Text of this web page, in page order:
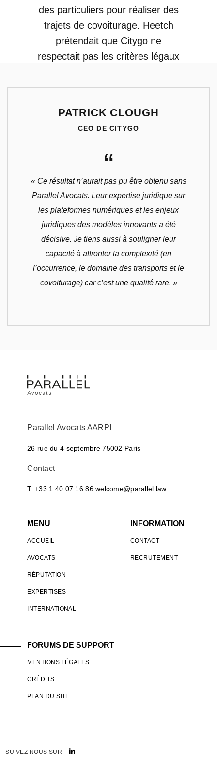
des particuliers pour réaliser des
trajets de covoiturage. Heetch
prétendait que Citygo ne
respectait pas les critères légaux
grâce à sa plateforme
de transport à la demande
(réservés aux taxis et VTC),
PATRICK CLOUGH
CEO DE CITYGO
“
« Ce résultat n’aurait pas pu être obtenu sans
Parallel Avocats. Leur expertise juridique sur
les plateformes numériques et les enjeux
juridiques des modèles innovants a été
décisive. Je tiens aussi à souligner leur
capacité à affronter la complexité (en
l’occurrence, le domaine des transports et le
covoiturage) car c’est une qualité rare. »
Parallel Avocats AARPI
26 rue du 4 septembre 75002 Paris
Contact
T. +33 1 40 07 16 86 welcome@parallel.law
MENU
ACCUEIL
AVOCATS
RÉPUTATION
EXPERTISES
INTERNATIONAL
INFORMATION
CONTACT
RECRUTEMENT
FORUMS DE SUPPORT
MENTIONS LÉGALES
CRÉDITS
PLAN DU SITE
SUIVEZ NOUS SUR